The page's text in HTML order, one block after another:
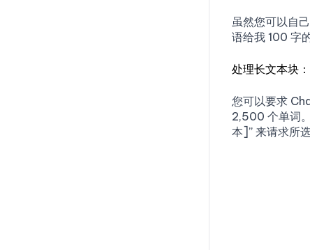
虽然您可以自
语给我 100 字
处理长文本块
您可以要求
2,500 个单词
本]” 来请求所